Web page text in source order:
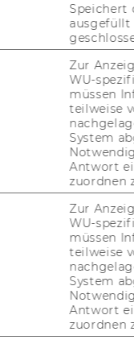
wir uns auf
las­sen
In der
am
K.
dar­über,
wir Bei­spie­le
ge­trof­fen und
den
Füh­rung
Mil­lio­nen
wäh­rend der
Speichert
ausgefüllt
Zur
WU-
müssen
teilweise
System
Antwort
zuordnen
Zur
WU-
müssen
teilweise
System
Antwort
zuordnen